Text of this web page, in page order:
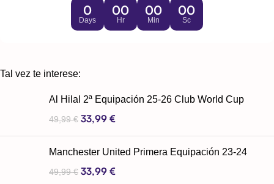
0
Days
00
Hr
00
Min
00
Sc
Tal vez te interese:
Al Hilal 2ª Equipación 25-26 Club World Cup
49,99€ 33,99 €
Manchester United Primera Equipación 23-24
49,99€ 33,99 €